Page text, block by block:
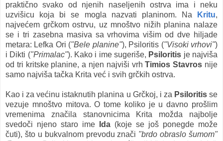
praktično svako od njenih naseljenih ostrva ima i neku
uzvišicu koja bi se mogla nazvati planinom. Na
Kritu,
najvećem grčkom ostrvu, uz mnoštvo nižih planina nalaze
se i tri zasebna masiva sa vrhovima višim od dve hiljade
metara: Lefka Ori ("Bele planine"), Psiloritis ("Visoki vrhovi")
i Dikti ("Primalac"). Kako i ime sugeriše, Psiloritis je najviša
od tri kritske planine, a njen najviši vrhTimios Stavros nije
samo najviša tačka Krita već i svih grčkih ostrva.
Kao i za većinu istaknutih planina u Grčkoj, i za Psiloritisse
vezuje mnoštvo mitova. O tome koliko je u davno prošlim
vremenima značila stanovnicima Krita možda najbolje
svedoči njeno staro ime
Ida (koje se još ponegde može
čuti), što u bukvalnom prevodu znači "brdo obraslo šumom"